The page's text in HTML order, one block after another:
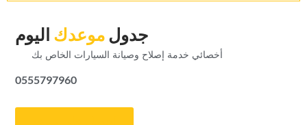
‏جدول‏‏موعدك‏ ‏اليوم‏
‏أخصائي خدمة إصلاح وصيانة السيارات الخاص بك‏
0555797960